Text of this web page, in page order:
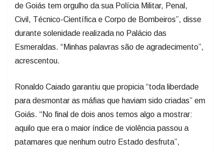
de Goiás tem orgulho da sua Polícia Militar, Penal,
Civil, Técnico-Científica e Corpo de Bombeiros”, disse
durante solenidade realizada no Palácio das
Esmeraldas. “Minhas palavras são de agradecimento”,
acrescentou.
Ronaldo Caiado garantiu que propicia “toda liberdade
para desmontar as máfias que haviam sido criadas” em
Goiás. “No final de dois anos temos algo a mostrar:
aquilo que era o maior índice de violência passou a
patamares que nenhum outro Estado desfruta”,